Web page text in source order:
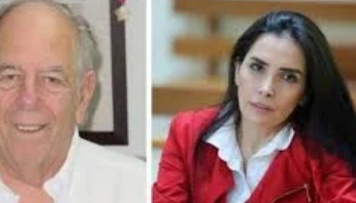
[ 8 de agosto de 2026 ] Epa Colombia fue trasladada de la Escuela de Carabineros a La Picaleña: los
episodios que precipitaron su salida de Bogotá JUDICIALES